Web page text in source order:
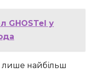
GHOSTel у
лише найбільш